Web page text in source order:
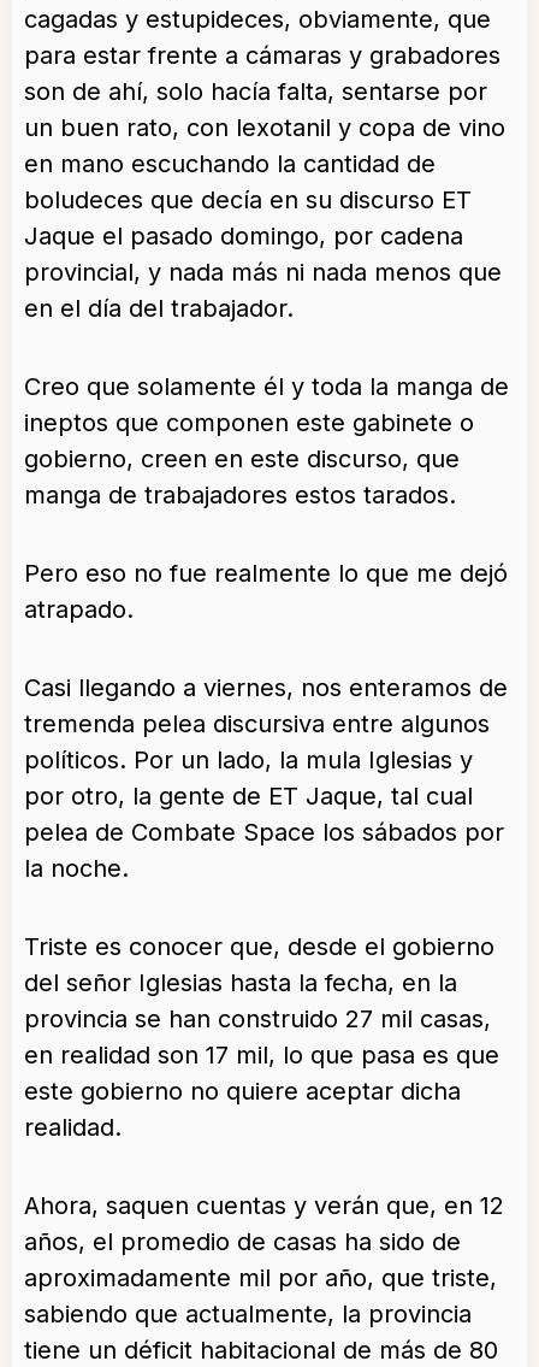
cagadas y estupideces, obviamente, que
para estar frente a cámaras y grabadores
son de ahí, solo hacía falta, sentarse por
un buen rato, con lexotanil y copa de vino
en mano escuchando la cantidad de
boludeces que decía en su discurso ET
Jaque el pasado domingo, por cadena
provincial, y nada más ni nada menos que
en el día del trabajador.
Creo que solamente él y toda la manga de
ineptos que componen este gabinete o
gobierno, creen en este discurso, que
manga de trabajadores estos tarados.
Pero eso no fue realmente lo que me dejó
atrapado.
Casi llegando a viernes, nos enteramos de
tremenda pelea discursiva entre algunos
políticos. Por un lado, la mula Iglesias y
por otro, la gente de ET Jaque, tal cual
pelea de Combate Space los sábados por
la noche.
Triste es conocer que, desde el gobierno
del señor Iglesias hasta la fecha, en la
provincia se han construido 27 mil casas,
en realidad son 17 mil, lo que pasa es que
este gobierno no quiere aceptar dicha
realidad.
Ahora, saquen cuentas y verán que, en 12
años, el promedio de casas ha sido de
aproximadamente mil por año, que triste,
sabiendo que actualmente, la provincia
tiene un déficit habitacional de más de 80